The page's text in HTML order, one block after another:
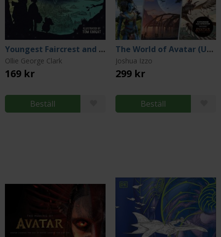
Youngest Faircrest and the Search for a Sorcerer
Ollie George Clark
169 kr
Beställ
The World of Avatar (Updated Edition)
Joshua Izzo
299 kr
Beställ